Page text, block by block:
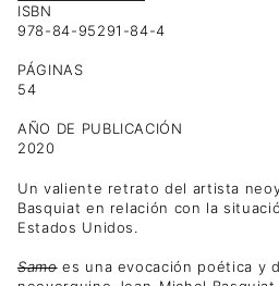
ISBN
978-84-95291-84-4
PÁGINAS
54
AÑO DE PUBLICACIÓN
2020
Un valiente retrato del artista
Basquiat en relación con la
Estados Unidos.
Samoes una evocación poética y